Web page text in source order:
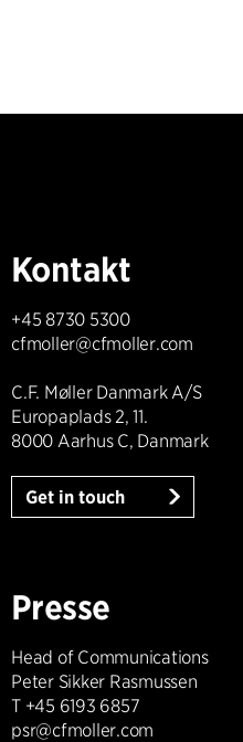
Kontakt
+45 8730 5300
cfmoller@cfmoller.com
C.F. Møller Danmark A/S
Europaplads 2, 11.
8000 Aarhus C, Danmark
Get in touch
Presse
Head of Communications
Peter Sikker Rasmussen
T +45 6193 6857
psr@cfmoller.com